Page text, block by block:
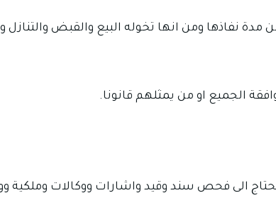
نفاذها ومن انها تخوله البيع والقبض والتنازل
الجميع او من يمثلهم قانونا.
الى فحص سند وقيد واشارات ووكالات وملكية